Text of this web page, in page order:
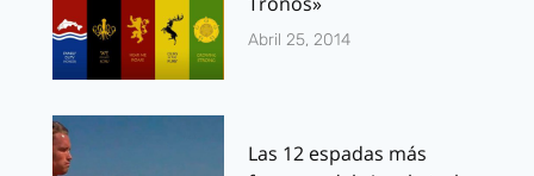
Abril 25, 2014
Las 12 espadas más